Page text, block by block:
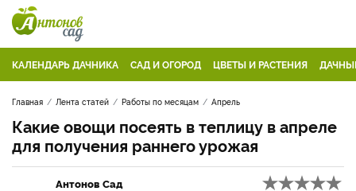
КАЛЕНДАРЬ ДАЧНИКА САД И ОГОРОД ЦВЕТЫ И РАСТЕНИЯ
Главная Лента статей Работы по месяцам Апрель
Какие овощи посеять в теплицу в апреле
для получения раннего урожая
Антонов Сад